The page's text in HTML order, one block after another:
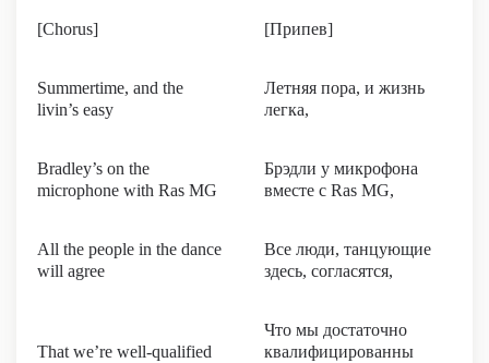
[Chorus] [Припев]
Summertime, and the
livin’s easy
Летняя пора, и жизнь
легка,
Bradley’s on the
microphone with Ras MG
Брэдли у микрофона
вместе с Ras MG,
All the people in the dance
will agree
Все люди, танцующие
здесь, согласятся,
That we’re well-qualified
Что мы достаточно
квалифицированны